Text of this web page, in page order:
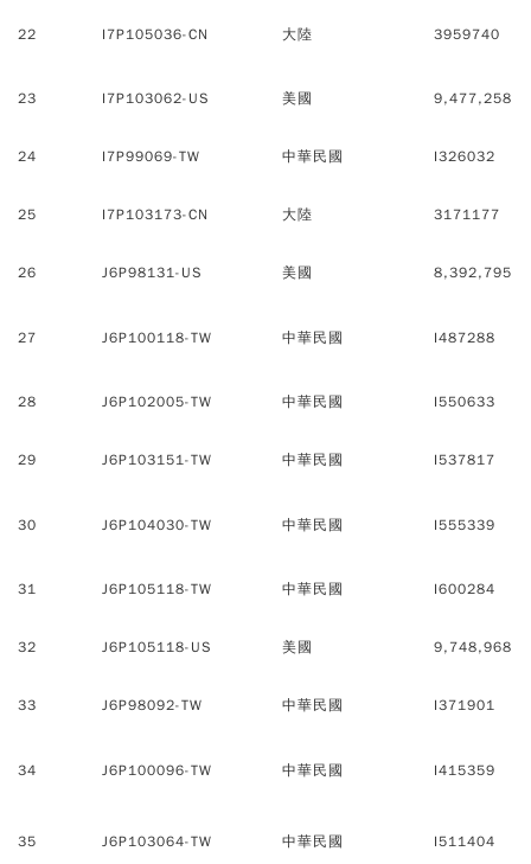
22 I7P105036-CN 大陸 3959740
23 I7P103062-US 美國 9,477,258
24 I7P99069-TW 中華民國 I326032
25 I7P103173-CN 大陸 3171177
26 J6P98131-US 美國 8,392,795
27 J6P100118-TW 中華民國 I487288
28 J6P102005-TW 中華民國 I550633
29 J6P103151-TW 中華民國 I537817
30 J6P104030-TW 中華民國 I555339
31 J6P105118-TW 中華民國 I600284
32 J6P105118-US 美國 9,748,968
33 J6P98092-TW 中華民國 I371901
34 J6P100096-TW 中華民國 I415359
35 J6P103064-TW 中華民國 I511404